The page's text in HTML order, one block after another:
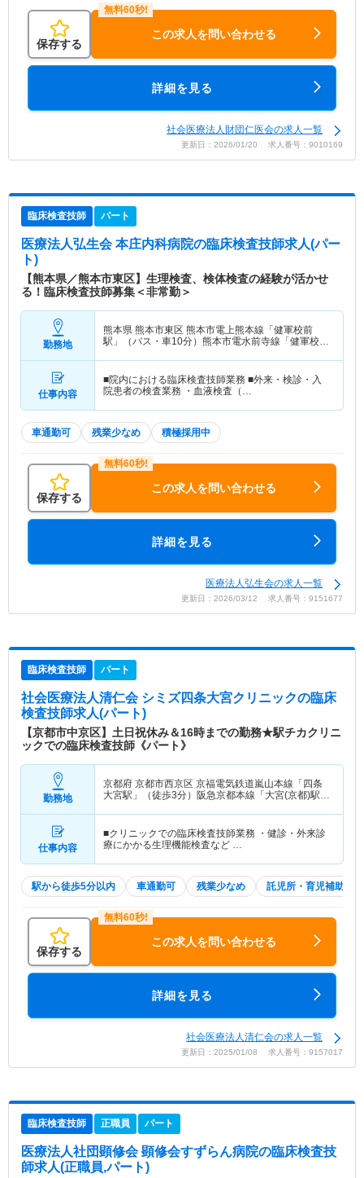
保存する
この求人を問い合わせる
詳細を見る
社会医療法人財団仁医会の求人一覧
更新日：2026/01/20 求人番号：9010169
臨床検査技師 パート
医療法人弘生会 本庄内科病院の臨床検査技師求人(パー
ト)
【熊本県／熊本市東区】生理検査、検体検査の経験が活かせ
る！臨床検査技師募集＜非常勤＞
勤務地
熊本県 熊本市東区 熊本市電上熊本線「健軍校前
駅」（バス・車10分）熊本市電水前寺線「健軍校前
仕事内容
■院内における臨床検査技師業務 ■外来・検診・入
院患者の検査業務 ・血液検査（…
車通勤可 残業少なめ 積極採用中
保存する
この求人を問い合わせる
詳細を見る
医療法人弘生会の求人一覧
更新日：2026/03/12 求人番号：9151677
臨床検査技師 パート
社会医療法人清仁会 シミズ四条大宮クリニックの臨床
検査技師求人(パート)
【京都市中京区】土日祝休み＆16時までの勤務★駅チカクリニ
ックでの臨床検査技師《パート》
勤務地
京都府 京都市西京区 京福電気鉄道嵐山本線「四条
大宮駅」（徒歩3分）阪急京都本線「大宮(京都)駅」
仕事内容
■クリニックでの臨床検査技師業務 ・健診・外来診
駅から徒歩5分以内 車通勤可 残業少なめ 託児所・育児補助
保存する
この求人を問い合わせる
詳細を見る
社会医療法人清仁会の求人一覧
更新日：2025/01/08 求人番号：9157017
臨床検査技師 正職員 パート
医療法人社団顕修会 顕修会すずらん病院の臨床検査技
師求人(正職員,パート)